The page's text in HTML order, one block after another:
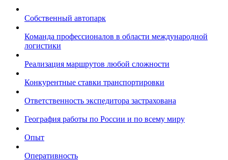
Собственный автопарк
Команда профессионалов в области международной
логистики
Реализация маршрутов любой сложности
Конкурентные ставки транспортировки
Ответственность экспедитора застрахована
География работы по России и по всему миру
Опыт
Оперативность